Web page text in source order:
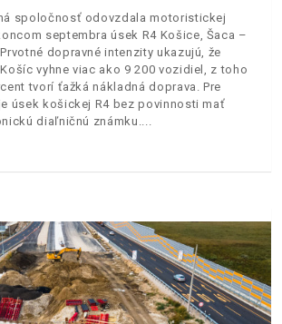
spoločnosť odovzdala motoristickej
septembra úsek R4 Košice, Šaca –
dopravné intenzity ukazujú, že
vyhne viac ako 9 200 vozidiel, z toho
tvorí ťažká nákladná doprava. Pre
úsek košickej R4 bez povinnosti mať
diaľničnú známku.